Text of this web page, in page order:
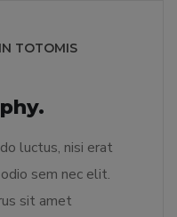
TOTOMIS
luctus, nisi erat
sem nec elit.
sit amet